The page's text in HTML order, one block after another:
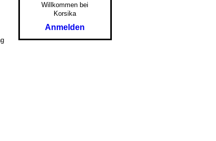
Willkommen bei
Korsika
Anmelden